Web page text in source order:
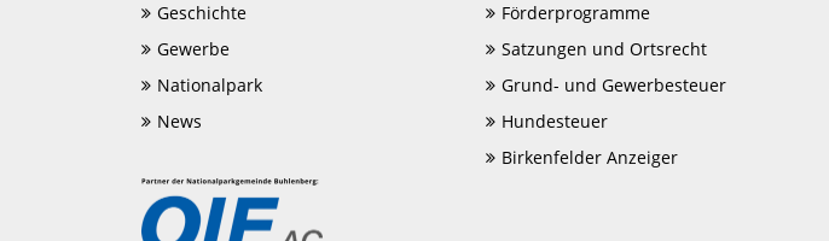
Geschichte
Gewerbe
Nationalpark
News
Förderprogramme
Satzungen und Ortsrecht
Grund- und Gewerbesteuer
Hundesteuer
Birkenfelder Anzeiger